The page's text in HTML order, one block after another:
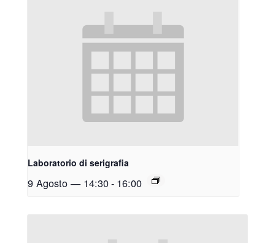
Laboratorio di serigrafia
9 Agosto — 14:30- 16:00